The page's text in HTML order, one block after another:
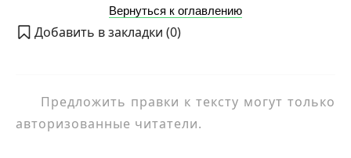
Вернуться к оглавлению
Добавить в закладки (0)
Предложить правки к тексту могут только
авторизованные читатели.